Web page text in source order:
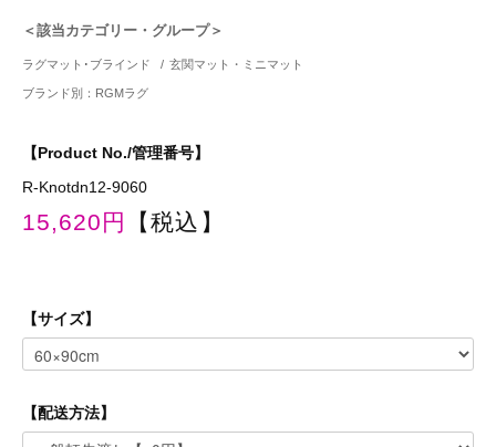
＜該当カテゴリー・グループ＞
ラグマット･ブラインド / 玄関マット・ミニマット
ブランド別：RGMラグ
【Product No./管理番号】
R-Knotdn12-9060
15,620円 【税込】
【サイズ】
【配送方法】